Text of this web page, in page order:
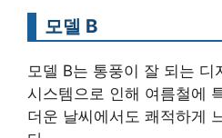
모델 B
모델 B는 통풍이 잘 되는 디
시스템으로 인해 여름철에
더운 날씨에서도 쾌적하게